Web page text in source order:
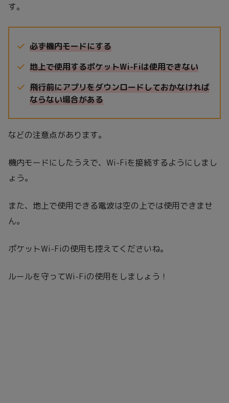
す。
必ず機内モードにする
地上で使用するポケットWi-Fiは使用できない
飛行前にアプリをダウンロードしておかなければ
ならない場合がある
などの注意点があります。
機内モードにしたうえで、Wi-Fiを接続するようにしまし
ょう。
また、地上で使用できる電波は空の上では使用できませ
ん。
ポケットWi-Fiの使用も控えてくださいね。
ルールを守ってWi-Fiの使用をしましょう！